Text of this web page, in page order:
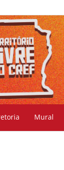
Mural